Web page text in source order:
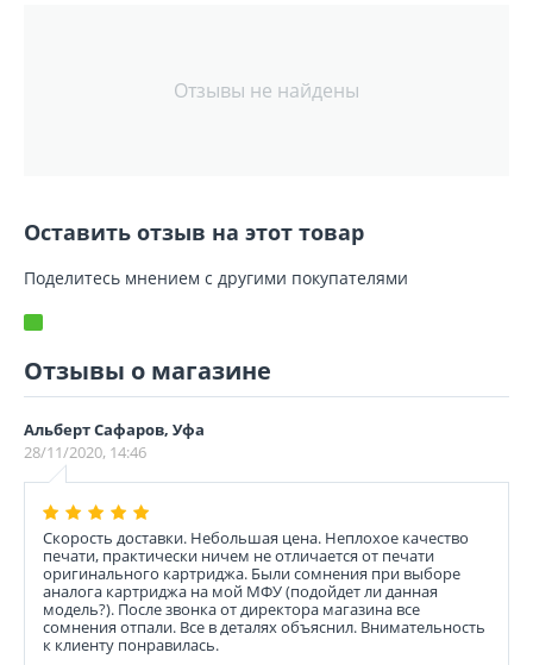
Отзывы не найдены
Оставить отзыв на этот товар
Поделитесь мнением с другими покупателями
Отзывы о магазине
Альберт Сафаров, Уфа
28/11/2020, 14:46
Скорость доставки. Небольшая цена. Неплохое качество
печати, практически ничем не отличается от печати
оригинального картриджа. Были сомнения при выборе
аналога картриджа на мой МФУ (подойдет ли данная
модель?). После звонка от директора магазина все
сомнения отпали. Все в деталях объяснил. Внимательность
к клиенту понравилась.